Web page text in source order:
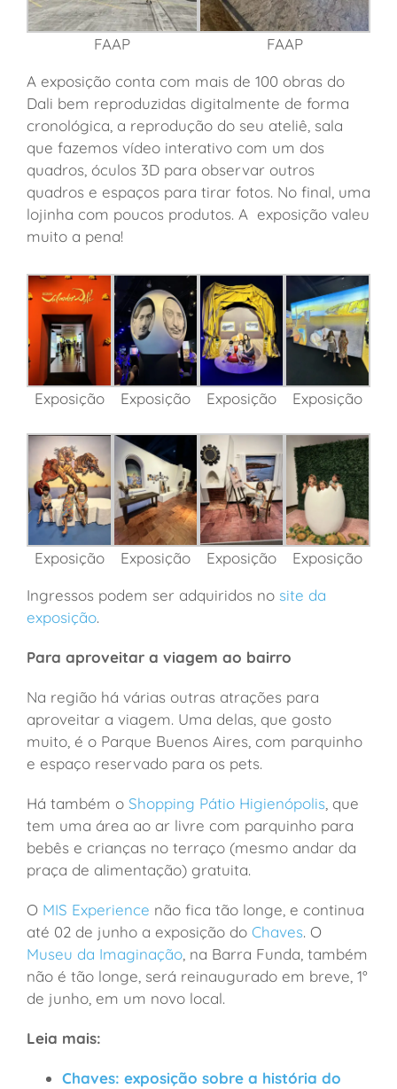
FAAP
FAAP
A exposição conta com mais de 100 obras do
Dali bem reproduzidas digitalmente de forma
cronológica, a reprodução do seu ateliê, sala
que fazemos vídeo interativo com um dos
quadros, óculos 3D para observar outros
quadros e espaços para tirar fotos. No final, uma
lojinha com poucos produtos. A exposição valeu
muito a pena!
Exposição Exposição Exposição Exposição
Exposição Exposição Exposição
Exposição
Ingressos podem ser adquiridos no site da
exposição.
Para aproveitar a viagem ao bairro
Na região há várias outras atrações para
aproveitar a viagem. Uma delas, que gosto
muito, é o Parque Buenos Aires, com parquinho
e espaço reservado para os pets.
Há também o Shopping Pátio Higienópolis, que
tem uma área ao ar livre com parquinho para
bebês e crianças no terraço (mesmo andar da
praça de alimentação) gratuita.
O MIS Experience não fica tão longe, e continua
até 02 de junho a exposição do Chaves. O
Museu da Imaginação, na Barra Funda, também
não é tão longe, será reinaugurado em breve, 1°
de junho, em um novo local.
Leia mais:
Chaves: exposição sobre a história do